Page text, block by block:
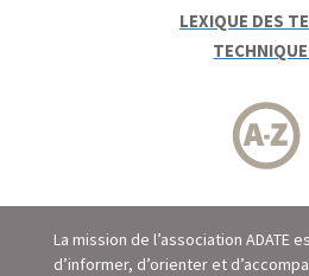
LEXIQUE DES
La mission de l’association ADATE
d’informer, d’orienter et